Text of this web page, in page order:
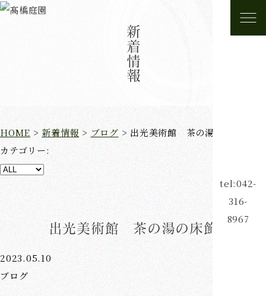
tel:042-
316-
8967
新着情報
HOME>新着情報 > ブログ> 出光美術館 茶の湯の床飾
カテゴリー:
出光美術館 茶の湯の床飾
2023.05.10
ブログ